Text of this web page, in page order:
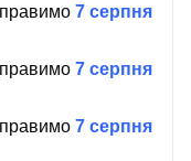
7 серпня
7 серпня
7 серпня